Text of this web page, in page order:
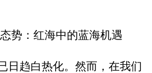
势：红海中的蓝海机遇
日趋白热化。然而，在我们